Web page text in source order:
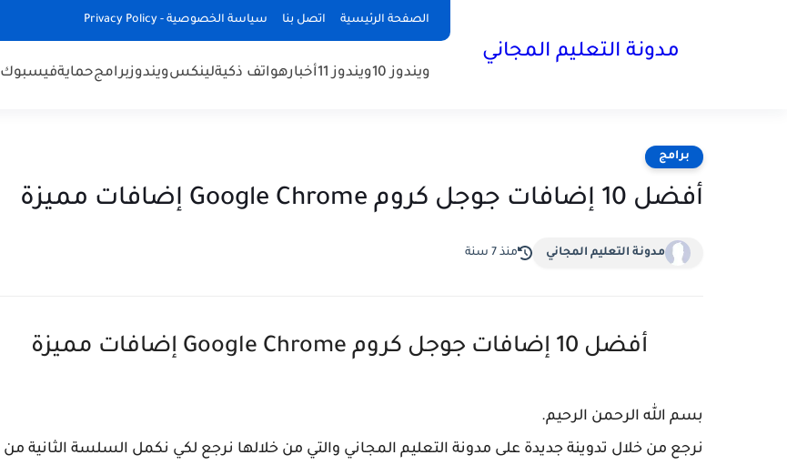
الصفحة الرئيسية اتصل بنا سياسة الخصوصية - Privacy Policy
مدونة التعليم المجاني
ويندوز 10 ويندوز 11 أخبارهواتف ذكيةلينكسويندوزبرامجحمايةفيسبوك
برامج
أفضل 10 إضافات جوجل كروم Google Chrome إضافات مميزة
مدونة التعليم المجاني منذ 7 سنة
أفضل 10 إضافات جوجل كروم Google Chrome إضافات مميزة
بسم الله الرحمن الرحيم.
نرجع من خلال تدوينة جديدة على مدونة التعليم المجاني والتي من خلالها نرجع لكي نكمل السلسة الثانية من